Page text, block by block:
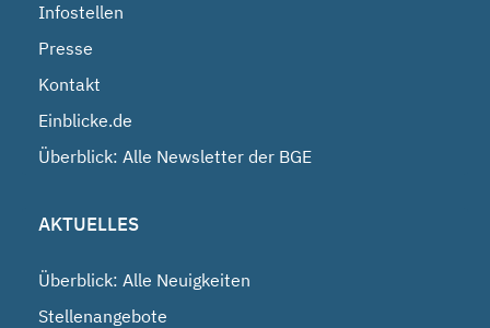
Infostellen
Presse
Kontakt
Einblicke.de
Überblick: Alle Newsletter der BGE
AKTUELLES
Überblick: Alle Neuigkeiten
Stellenangebote